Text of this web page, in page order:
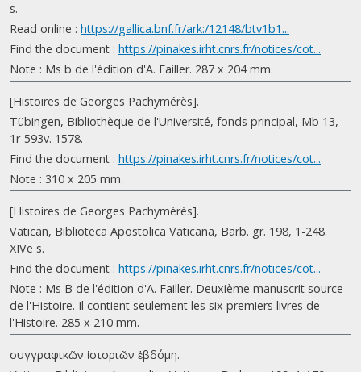
s.
Read online : https://gallica.bnf.fr/ark:/12148/btv1b1...
Find the document : https://pinakes.irht.cnrs.fr/notices/cot...
Note : Ms b de l'édition d'A. Failler. 287 x 204 mm.
[Histoires de Georges Pachymérès].
Tübingen, Bibliothèque de l'Université, fonds principal, Mb 13,
1r-593v. 1578.
Find the document : https://pinakes.irht.cnrs.fr/notices/cot...
Note : 310 x 205 mm.
[Histoires de Georges Pachymérès].
Vatican, Biblioteca Apostolica Vaticana, Barb. gr. 198, 1-248.
XIVe s.
Find the document : https://pinakes.irht.cnrs.fr/notices/cot...
Note : Ms B de l'édition d'A. Failler. Deuxième manuscrit source
de l'Histoire. Il contient seulement les six premiers livres de
l'Histoire. 285 x 210 mm.
συγγραφικῶν ἱστοριῶν ἑβδόμη.